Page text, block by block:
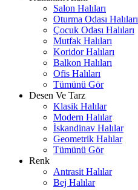
Salon Halıları
Oturma Odası Halıları
Çocuk Odası Halıları
Mutfak Halıları
Koridor Halıları
Balkon Halıları
Ofis Halıları
Tümünü Gör
Desen Ve Tarz
Klasik Halılar
Modern Halılar
İskandinav Halılar
Geometrik Halılar
Tümünü Gör
Renk
Antrasit Halılar
Bej Halılar